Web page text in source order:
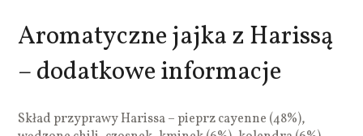
Aromatyczne jajka z Harissą
– dodatkowe informacje
Skład przyprawy Harissa – pieprz cayenne (48%),